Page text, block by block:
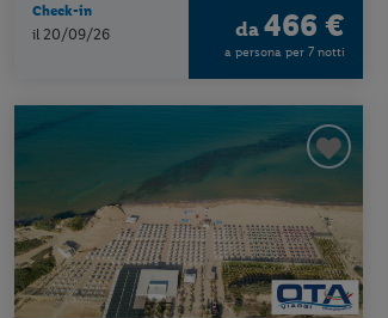
Check-in
il 20/09/26 da466 €
a persona per 7 notti